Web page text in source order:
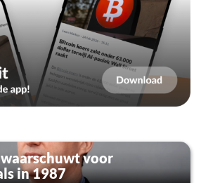
voor
in 1987